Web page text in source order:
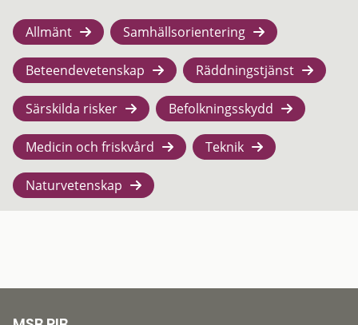
Allmänt Samhällsorientering
Beteendevetenskap Räddningstjänst
Särskilda risker Befolkningsskydd
Medicin och friskvård Teknik
Naturvetenskap